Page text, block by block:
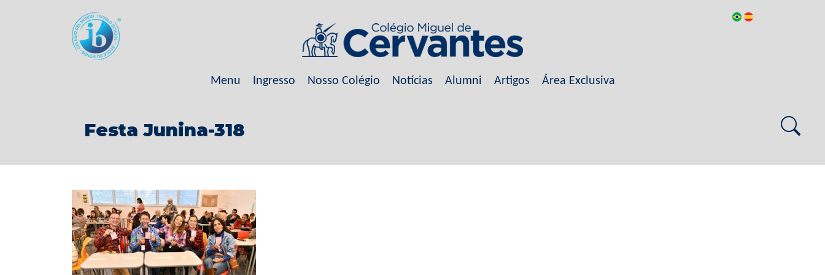
Menu Ingresso Nosso Colégio Notícias Alumni Artigos Área Exclusiva
Festa Junina-318